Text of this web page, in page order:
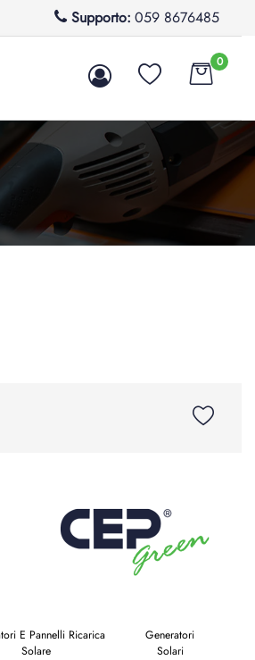
Supporto: 059 8676485
0
E Pannelli Ricarica
Solare
Generatori
Solari